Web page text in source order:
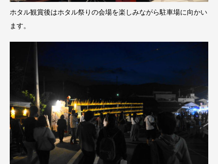
ホタル観賞後はホタル祭りの会場を楽しみながら駐車場に向かい
ます。